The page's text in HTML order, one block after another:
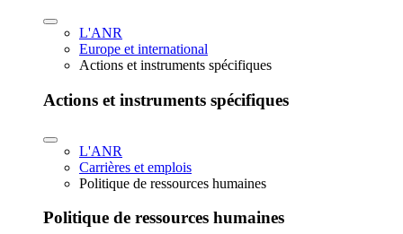
L'ANR
Europe et international
Actions et instruments spécifiques
Actions et instruments spécifiques
L'ANR
Carrières et emplois
Politique de ressources humaines
Politique de ressources humaines